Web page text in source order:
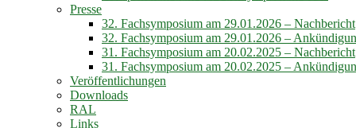
Presse
32. Fachsymposium am 29.01.2026 – Nachbericht
32. Fachsymposium am 29.01.2026 –
31. Fachsymposium am 20.02.2025 – Nachbericht
31. Fachsymposium am 20.02.2025 –
Veröffentlichungen
Downloads
RAL
Links